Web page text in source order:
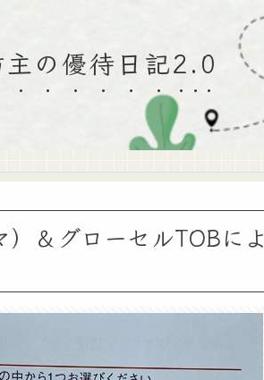
主の優待日記2.0
＆グローセルTOBによ